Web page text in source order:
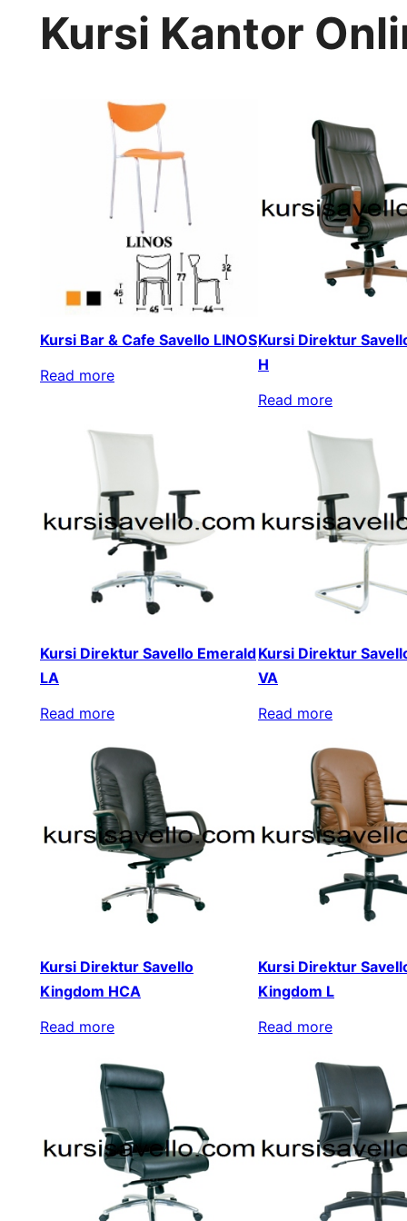
Kursi Kantor
Kursi Bar & Cafe Savello LINOS
Read more
Kursi Direktur
H
Read more
Kursi Direktur Savello Emerald
LA
Read more
Kursi Direktur
VA
Read more
Kursi Direktur Savello
Kingdom HCA
Read more
Kursi Direktur
Kingdom L
Read more